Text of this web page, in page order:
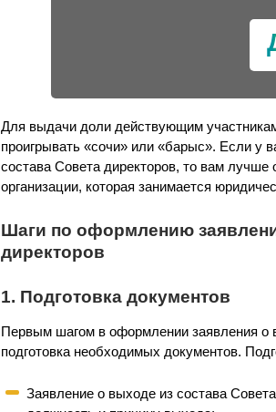
Для выдачи доли действующим
проигрывать «сочи» или «барыс». Если у
состава Совета директоров, то вам лучше
организации, которая занимается
Шаги по оформлению
директоров
1. Подготовка документов
Первым шагом в оформлении заявления о
подготовка необходимых документов.
Заявление о выходе из состава